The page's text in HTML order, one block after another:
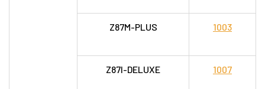
Z87M-PLUS 1003
Z87I-DELUXE 1007